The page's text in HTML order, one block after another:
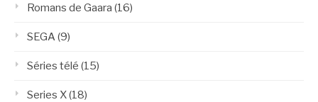
Romans de Gaara (16)
SEGA(9)
Séries télé (15)
Series X(18)